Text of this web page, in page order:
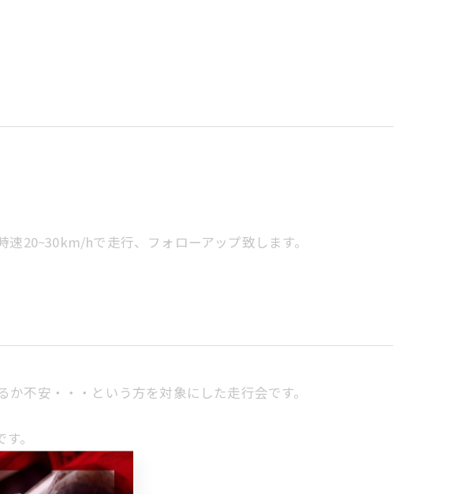
20~30km/hで走行、フォローアップ致します。
不安・・・という方を対象にした走行会です。
。